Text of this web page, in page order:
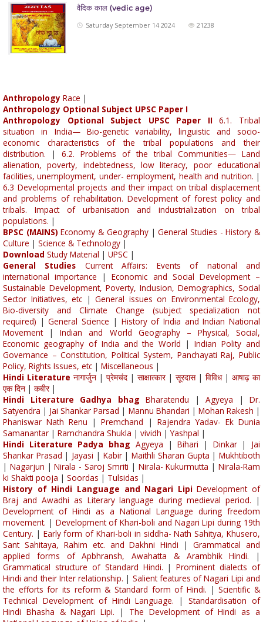
वैदिक काल (vedic age)
Saturday September 14 2024
21238
Anthropology Race |
Anthropology Optional Subject UPSC Paper I
Anthropology Optional Subject UPSC Paper II
6.1. Tribal
situation in India— Bio-genetic variability, linguistic and socio-
economic characteristics of the tribal populations and their
distribution. | 6.2. Problems of the tribal Communities— Land
alienation, poverty, indebtedness, low literacy, poor educational
facilities, unemployment, under- employment, health and nutrition. |
6.3 Developmental projects and their impact on tribal displacement
and problems of rehabilitation. Development of forest policy and
tribals. Impact of urbanisation and industrialization on tribal
populations. |
BPSC (MAINS) Economy & Geography|General Studies - History &
Culture | Science & Technology |
Download Study Material | UPSC |
General Studies
Current Affairs: Events of national and
international importance |Economic and Social Development –
Sustainable Development, Poverty, Inclusion, Demographics, Social
Sector Initiatives, etc | General issues on Environmental Ecology,
Bio-diversity and Climate Change (subject specialization not
required) |General Science | History of India and Indian National
Movement|Indian and World Geography – Physical, Social,
Economic geography of India and the World |Indian Polity and
Governance – Constitution, Political System, Panchayati Raj, Public
Policy, Rights Issues, etc | Miscellaneous |
Hindi Literature नागार्जुन | प्रेमचंद | साक्षात्कार| सूरदास| विविध| आषाढ़ का
एक दिन | कबीर|
Hindi Literature Gadhya bhag Bharatendu | Agyeya | Dr.
Satyendra | Jai Shankar Parsad | Mannu Bhandari | Mohan Rakesh |
Phaniswar Nath Renu |Premchand | Rajendra Yadav- Ek Dunia
Samanantar | Ramchandra Shukla | vividh |Yashpal |
Hindi Literature Padya bhag Agyeya |Bihari | Dinkar| Jai
Shankar Prasad | Jayasi | Kabir|Maithli Sharan Gupta |Mukhtiboth
| Nagarjun |Nirala - Saroj Smriti | Nirala- Kukurmutta |Nirala-Ram
ki Shakti pooja | Soordas | Tulsidas |
History of Hindi Language and Nagari Lipi Development of
Braj and Awadhi as Literary language during medieval period. |
Development of Hindi as a National Language during freedom
movement. | Development of Khari-boli and Nagari Lipi during 19th
Century. | Early form of Khari-boli in siddha- Nath Sahitya, Khusero,
Sant Sahitaya, Rahim etc. and Dakhni Hindi |Grammatical and
applied forms of Apbhransh, Awahatta & Arambhik Hindi. |
Grammatical structure of Standard Hindi. |Prominent dialects of
Hindi and their Inter relationship. | Salient features of Nagari Lipi and
the efforts for its reform & Standard form of Hindi. |Scientific &
Technical Development of Hindi Language. |Standardisation of
Hindi Bhasha & Nagari Lipi. | The Development of Hindi as a